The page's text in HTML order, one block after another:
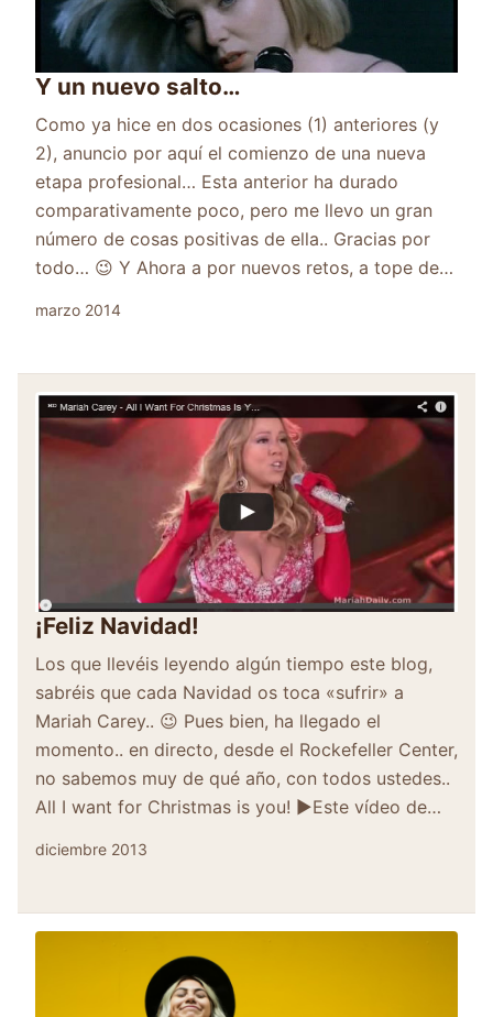
Y un nuevo salto…
Como ya hice en dos ocasiones (1) anteriores (y
2), anuncio por aquí el comienzo de una nueva
etapa profesional… Esta anterior ha durado
comparativamente poco, pero me llevo un gran
número de cosas positivas de ella.. Gracias por
todo… 😉 Y Ahora a por nuevos retos, a tope de…
marzo 2014
¡Feliz Navidad!
Los que llevéis leyendo algún tiempo este blog,
sabréis que cada Navidad os toca «sufrir» a
Mariah Carey.. 😉 Pues bien, ha llegado el
momento.. en directo, desde el Rockefeller Center,
no sabemos muy de qué año, con todos ustedes..
All I want for Christmas is you! ▶Este vídeo de…
diciembre 2013